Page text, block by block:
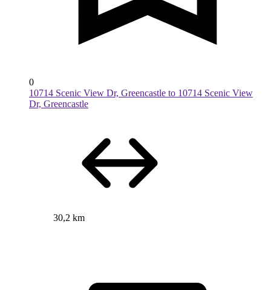
0
10714 Scenic View Dr, Greencastle to 10714 Scenic View
Dr, Greencastle
30,2 km